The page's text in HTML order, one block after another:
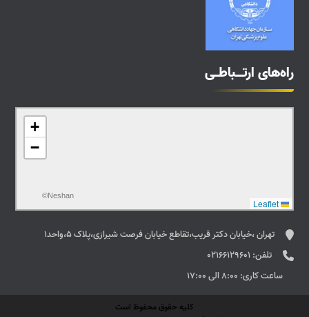
راه‌های ارتــباطـی
+
−
Leaflet
©Neshan
تهران ،خیابان دکتر قریب،تقاطع خیابان فرصت شیرازی،پلاک 5،واحد1
تلفن:
ساعت کاری:
کلیه حقوق محفوظ است